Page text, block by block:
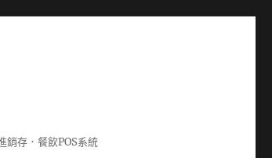
存．餐飲POS系統